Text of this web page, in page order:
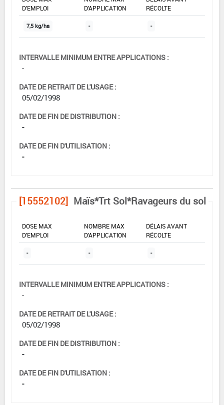
D'EMPLOI
D'APPLICATION
RÉCOLTE
7,5 kg/ha - -
INTERVALLE MINIMUM ENTRE APPLICATIONS :
-
DATE DE RETRAIT DE L'USAGE :
05/02/1998
DATE DE FIN DE DISTRIBUTION :
-
DATE DE FIN D'UTILISATION :
-
[15552102] Maïs*Trt Sol*Ravageurs du sol
DOSE MAX
D'EMPLOI
NOMBRE MAX
D'APPLICATION
DÉLAIS AVANT
RÉCOLTE
- - -
INTERVALLE MINIMUM ENTRE APPLICATIONS :
-
DATE DE RETRAIT DE L'USAGE :
05/02/1998
DATE DE FIN DE DISTRIBUTION :
-
DATE DE FIN D'UTILISATION :
-